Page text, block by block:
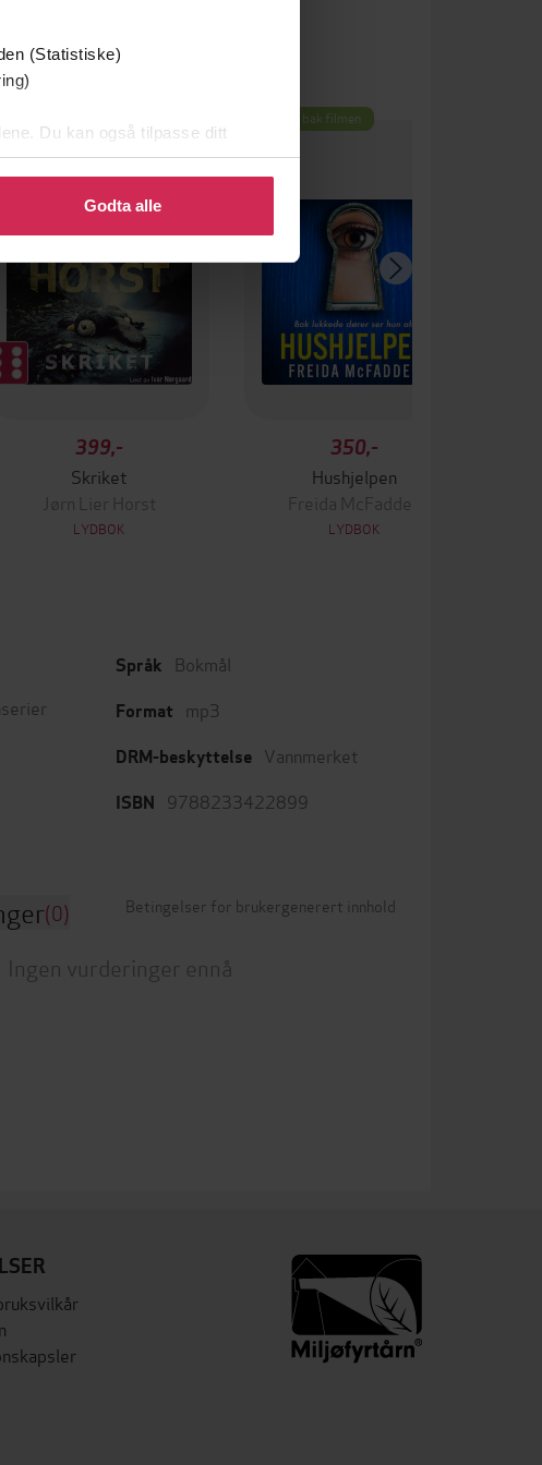
(Statistiske)
Du kan også tilpasse ditt
eller endre ditt samtykke.
Godta alle
399,-
Skriket
Jørn Lier Horst
LYDBOK
Boka bak filmen
350,-
Hushjelpen
Freida McFadden
LYDBOK
Språk Bokmål
Format mp3
DRM-beskyttelse Vannmerket
ISBN 9788233422899
(0) Betingelser for brukergenerert innhold
Ingen vurderinger ennå